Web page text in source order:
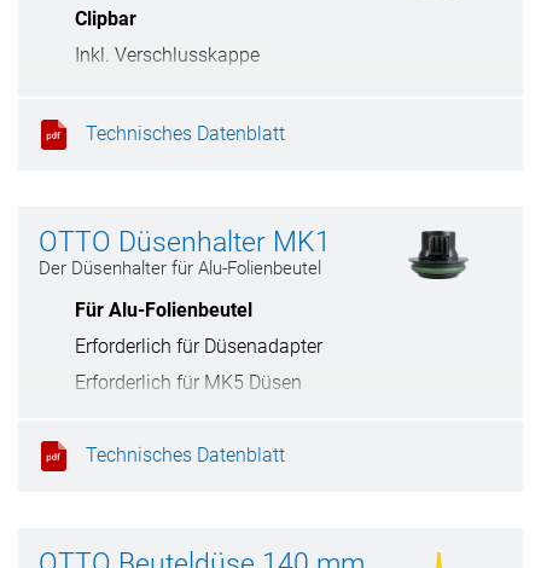
Clipbar
Inkl. Verschlusskappe
Technisches Datenblatt
OTTO Düsenhalter MK1
Der Düsenhalter für Alu-Folienbeutel
Für Alu-Folienbeutel
Erforderlich für Düsenadapter
Erforderlich für MK5 Düsen
Technisches Datenblatt